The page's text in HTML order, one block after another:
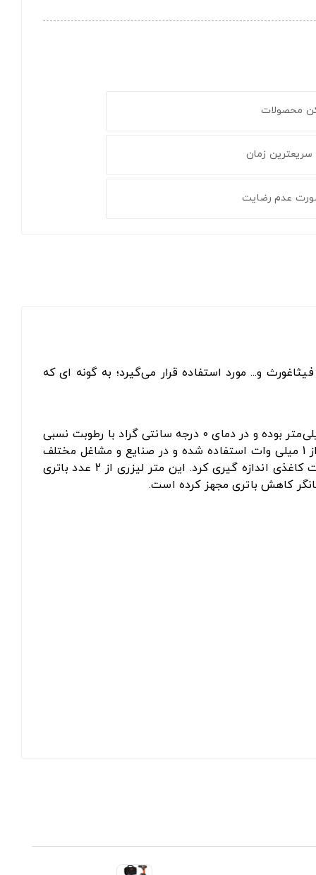
محصولات
سریعترین زمان
عدم رضایت
و... مورد استفاده قرار می‌گیرد؛ به گونه ای که
متر لیزری 40 متری UNI-T LM40T قادر به اندازه گیری پارامترهای وابسته به طول در فاصله 0.001 تا 40 متر با دقت 0.2± میلی‌متر بوده و در دمای 0 درجه سانتی گراد با رطوبت نسبی
20 تا 80 درصد قابل استفاده است. در ساخت این متر لیزری از لیزر کلاس 2 با طول موج 630 تا 670 نانومتر و توان کمتر از 1 میلی وات استفاده شده و در صنایع و مشاغل مختلف
مورد استفاده قرار می‌گیرد. با استفاده از این دستگاه می توان طول های مختلف را با سرعت زیادی و بدون نیاز به محاسبات کاغذی اندازه گیری کرد. این متر لیزری از 2 عدد باتری
کاهش باتری مجهز کرده است.